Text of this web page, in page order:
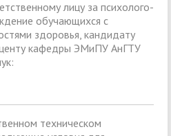
лицу за психолого-
обучающихся с
здоровья, кандидату
кафедры ЭМиПУ АнГТУ
техническом